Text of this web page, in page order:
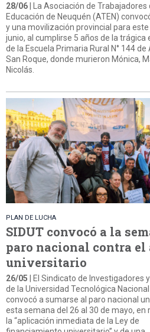
28/06| La Asociación de Trabajadores
Educación de Neuquén (ATEN)
y una movilización provincial para este
junio, al cumplirse 5 años de la trágica
de la Escuela Primaria Rural N° 144 de
San Roque, donde murieron Mónica,
Nicolás.
PLAN DE LUCHA
SIDUT convocó a la
paro nacional contra el
universitario
26/05 | El Sindicato de Investigadores
de la Universidad Tecnológica Nacional
convocó a sumarse al paro nacional
esta semana del 26 al 30 de mayo, en
la “aplicación inmediata de la Ley de